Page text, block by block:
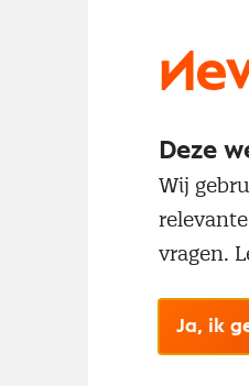
Deze
Wij
vragen.
Ja, ik